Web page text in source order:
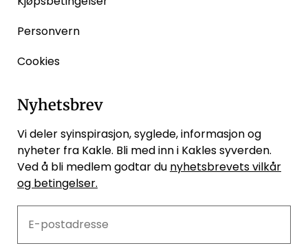
Personvern
Cookies
Nyhetsbrev
Vi deler syinspirasjon, syglede, informasjon og
nyheter fra Kakle. Bli med inn i Kakles syverden.
Ved å bli medlem godtar du nyhetsbrevets vilkår
og betingelser.